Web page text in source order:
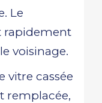
Le
rapidement
voisinage.
vitre cassée
remplacée,